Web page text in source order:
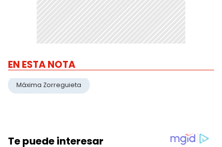
EN ESTA NOTA
Máxima Zorreguieta